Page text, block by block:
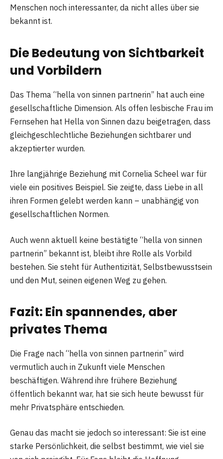
Menschen noch interessanter, da nicht alles über sie
bekannt ist.
Die Bedeutung von Sichtbarkeit
und Vorbildern
Das Thema “hella von sinnen partnerin” hat auch eine
gesellschaftliche Dimension. Als offen lesbische Frau im
Fernsehen hat Hella von Sinnen dazu beigetragen, dass
gleichgeschlechtliche Beziehungen sichtbarer und
akzeptierter wurden.
Ihre langjährige Beziehung mit Cornelia Scheel war für
viele ein positives Beispiel. Sie zeigte, dass Liebe in all
ihren Formen gelebt werden kann – unabhängig von
gesellschaftlichen Normen.
Auch wenn aktuell keine bestätigte “hella von sinnen
partnerin” bekannt ist, bleibt ihre Rolle als Vorbild
bestehen. Sie steht für Authentizität, Selbstbewusstsein
und den Mut, seinen eigenen Weg zu gehen.
Fazit: Ein spannendes, aber
privates Thema
Die Frage nach “hella von sinnen partnerin” wird
vermutlich auch in Zukunft viele Menschen
beschäftigen. Während ihre frühere Beziehung
öffentlich bekannt war, hat sie sich heute bewusst für
mehr Privatsphäre entschieden.
Genau das macht sie jedoch so interessant: Sie ist eine
starke Persönlichkeit, die selbst bestimmt, wie viel sie